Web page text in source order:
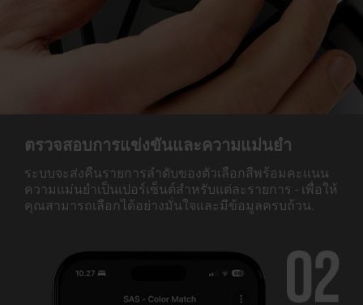
ตรวจสอบการแข่งขันและความแม่นยำ
ระบบจะส่งคืนรายการลำดับของตัวเลือกสีพร้อมคะแนน
ความแม่นยำเป็นเปอร์เซ็นต์สำหรับแต่ละรายการ - เพื่อให้
คุณสามารถเลือกได้อย่างมั่นใจและมีข้อมูลครบถ้วน.